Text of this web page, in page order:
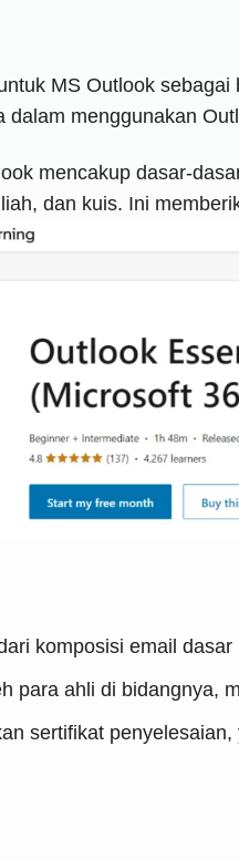
MS Outlook
dalam menggunakan
mencakup dasar-
dan kuis. Ini
komposisi email
para ahli di bidangnya,
sertifikat